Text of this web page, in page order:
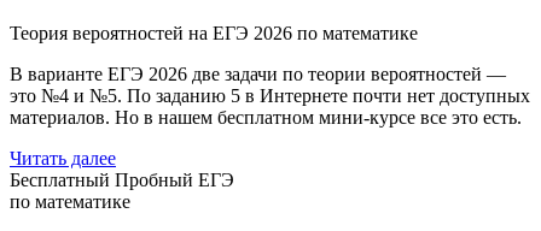
Теория вероятностей на ЕГЭ 2026 по математике
В варианте ЕГЭ 2026 две задачи по теории вероятностей —
это №4 и №5. По заданию 5 в Интернете почти нет доступных
материалов. Но в нашем бесплатном мини-курсе все это есть.
Читать далее
Бесплатный Пробный ЕГЭ
по математике